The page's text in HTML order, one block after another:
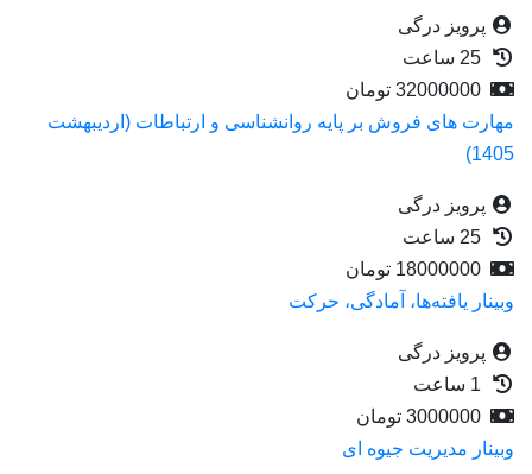
پرویز درگی
32000000 تومان
مهارت های فروش بر پایه روانشناسی و ارتباطات (اردیبهشت
1405)
پرویز درگی
18000000 تومان
وبینار یافته‌ها، آمادگی، حرکت
پرویز درگی
3000000 تومان
وبینار مدیریت جیوه ای